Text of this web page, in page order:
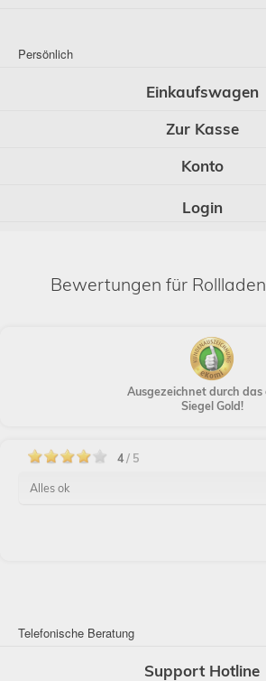
Persönlich
Einkaufswagen
Zur Kasse
Konto
Login
Bewertungen für
Ausgezeichnet durch das
Siegel Gold!
4/ 5
Alles ok
Telefonische Beratung
Support Hotline